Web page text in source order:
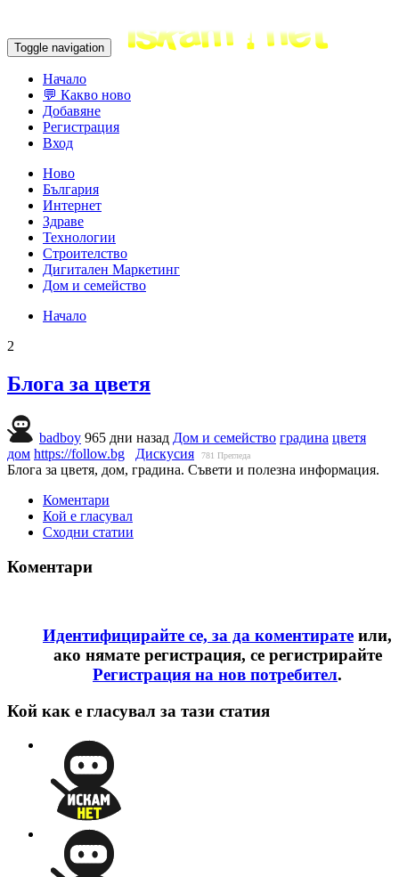
Toggle navigation
Начало
💬 Какво ново
Добавяне
Регистрация
Вход
Ново
България
Интернет
Здраве
Технологии
Строителство
Дигитален Маркетинг
Дом и семейство
Начало
2
Блога за цветя
badboy 965 дни назад Дом и семейство градина цветя
дом https://follow.bg Дискусия 781 Прегледа
Блога за цветя, дом, градина. Съвети и полезна информация.
Коментари
Кой е гласувал
Сходни статии
Коментари
Идентифицирайте се, за да коментирате или,
ако нямате регистрация, се регистрирайте
Регистрация на нов потребител.
Кой как е гласувал за тази статия